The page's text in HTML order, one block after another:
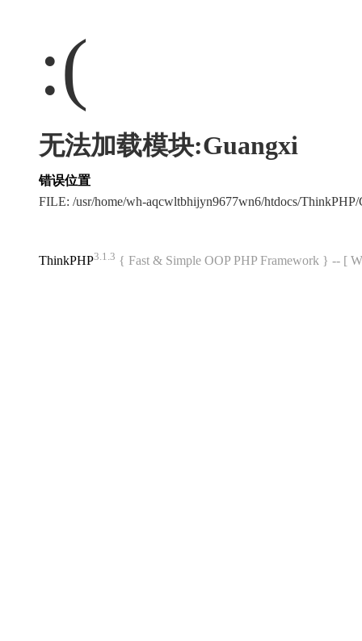
:(
无法加载模块:Guangxi
错误位置
FILE: /usr/home/wh-aqcwltbhijyn9677wn6/htdocs/
ThinkPHP3.1.3 { Fast & Simple OOP PHP Framework } -- [